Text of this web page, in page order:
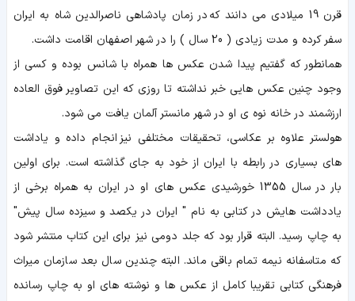
قرن 19 میلادی می دانند که در زمان پادشاهی ناصرالدین شاه به ایران
سفر کرده و مدت زیادی ( 20 سال ) را در شهر اصفهان اقامت داشت.
همانطور که گفتیم پیدا شدن عکس ها همراه با شانس بوده و کسی از
وجود چنین عکس هایی خبر نداشته تا روزی که این تصاویر فوق العاده
ارزشمند در خانه نوه ی او در شهر مانستر آلمان یافت می شود.
هولستر علاوه بر عکاسی، تحقیقات مختلفی نیز انجام داده و یاداشت
های بسیاری در رابطه با ایران از خود به جای گذاشته است. برای اولین
بار در سال 1355 خورشیدی عکس های او در ایران به همراه برخی از
یادداشت هایش در کتابی به نام " ایران در یکصد و سیزده سال پیش"
به چاپ رسید. البته قرار بود که جلد دومی نیز برای این کتاب منتشر شود
که متاسفانه نیمه تمام باقی ماند. البته چندین سال بعد سازمان میراث
فرهنگی کتابی تقریبا کامل از عکس ها و نوشته های او به چاپ رسانده